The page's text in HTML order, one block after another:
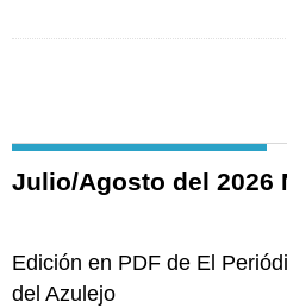
Julio/Agosto del 2026
Edición en PDF de El
del Azulejo